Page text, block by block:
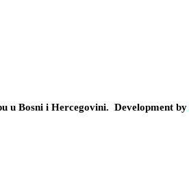
u Bosni i Hercegovini. Development by